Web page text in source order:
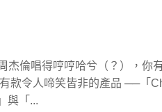
杰倫唱得哼哼哈兮（？），你
款令人啼笑皆非的產品 ──「
與「...